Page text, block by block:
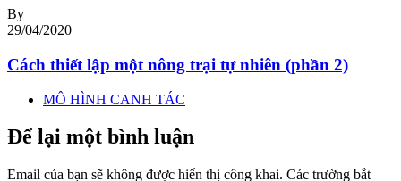
By
29/04/2020
Cách thiết lập một nông trại tự nhiên (phần 2)
MÔ HÌNH CANH TÁC
Để lại một bình luận
Email của bạn sẽ không được hiển thị công khai. Các trường bắt